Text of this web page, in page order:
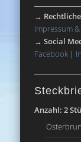
→
Impressum
→Social
Facebook |
Anzahl: 2